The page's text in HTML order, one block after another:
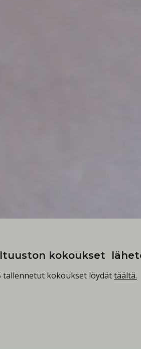
kokoukset
tallennetut kokoukset löydättäältä.